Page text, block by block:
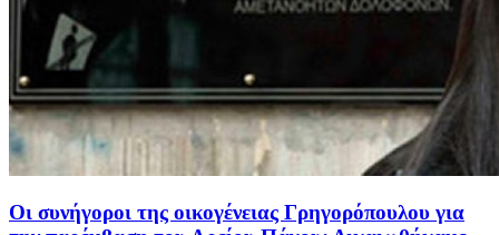
Οι συνήγοροι της οικογένειας Γρηγορόπουλου για